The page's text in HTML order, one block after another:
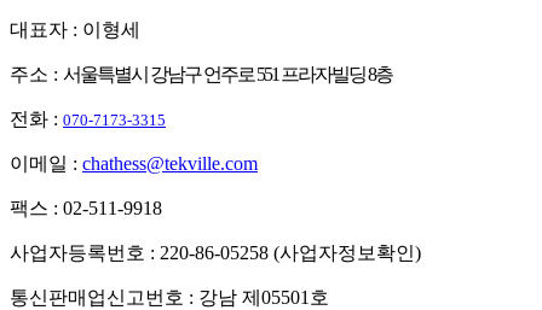
대표자 : 이형세
주소 : 서울특별시 강남구 언주로 551 프라자빌딩 8층
전화 : 070-7173-3315
이메일 : chathess@tekville.com
팩스 : 02-511-9918
사업자등록번호 : 220-86-05258 (사업자정보확인)
통신판매업신고번호 : 강남 제05501호